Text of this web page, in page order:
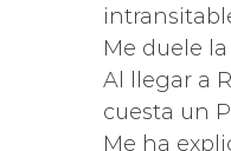
Me duele
Al llegar a
cuesta un
Me ha